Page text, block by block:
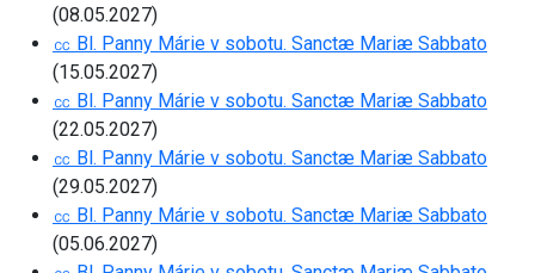
(08.05.2027)
㏄ Bl. Panny Márie v sobotu. Sanctæ Mariæ Sabbato
(15.05.2027)
㏄ Bl. Panny Márie v sobotu. Sanctæ Mariæ Sabbato
(22.05.2027)
㏄ Bl. Panny Márie v sobotu. Sanctæ Mariæ Sabbato
(29.05.2027)
㏄ Bl. Panny Márie v sobotu. Sanctæ Mariæ Sabbato
(05.06.2027)